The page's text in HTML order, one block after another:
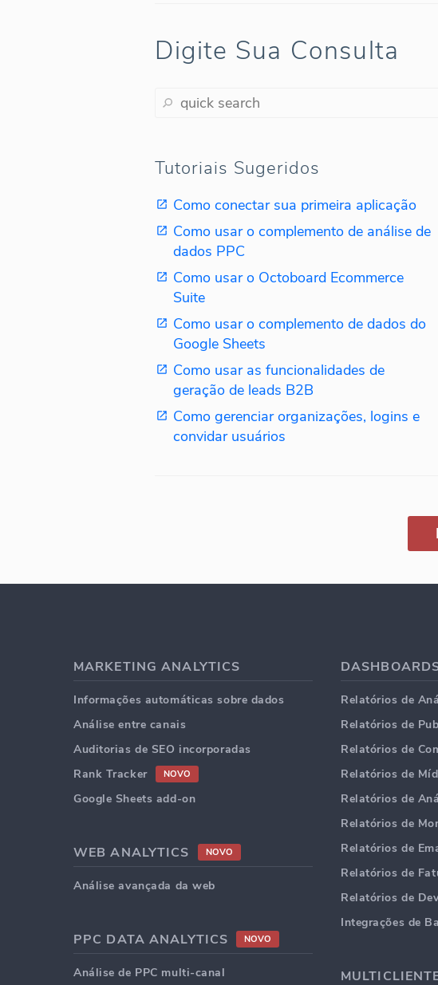
Digite Sua Consulta
Tutoriais Sugeridos
Como conectar sua primeira aplicação
Como usar o complemento de análise de
dados PPC
Como usar o Octoboard Ecommerce
Suite
Como usar o complemento de dados do
Google Sheets
Como usar as funcionalidades de
geração de leads B2B
Como gerenciar organizações, logins e
convidar usuários
MARKETING ANALYTICS
Informações automáticas sobre dados
Análise entre canais
Auditorias de SEO incorporadas
Rank Tracker
NOVO
Google Sheets add-on
WEB ANALYTICS NOVO
Análise avançada da web
PPC DATA ANALYTICS NOVO
Análise de PPC multi-canal
Relatórios de
Relatórios de
Relatórios de
Relatórios de
Relatórios de
Relatórios de
Relatórios de
Relatórios de
Relatórios de
Integrações de